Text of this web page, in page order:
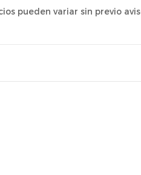
pueden variar sin previo